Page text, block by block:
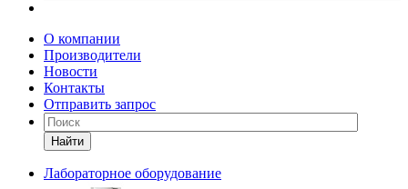
О компании
Производители
Новости
Контакты
Отправить запрос
Найти
Лабораторное оборудование